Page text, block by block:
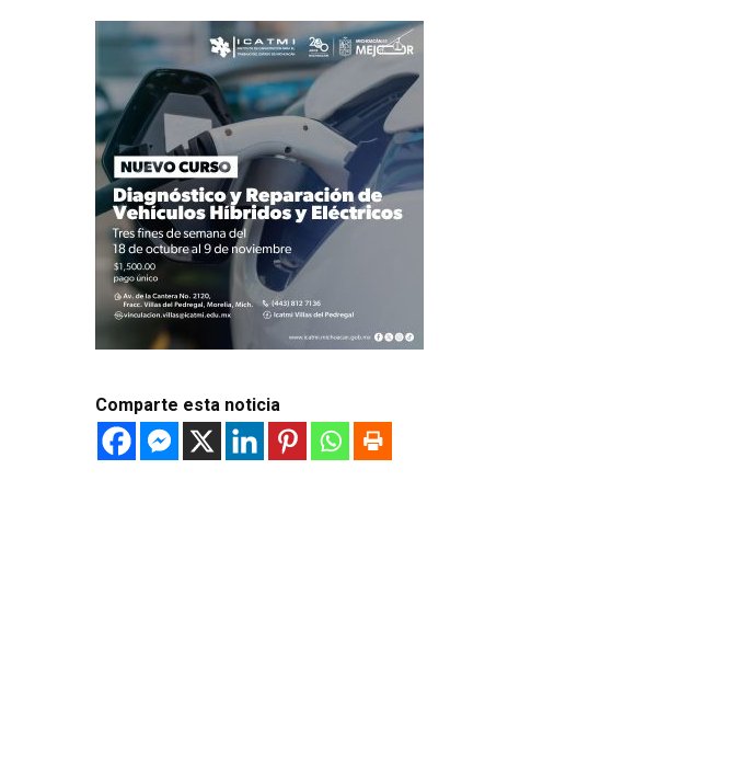
Comparte esta noticia